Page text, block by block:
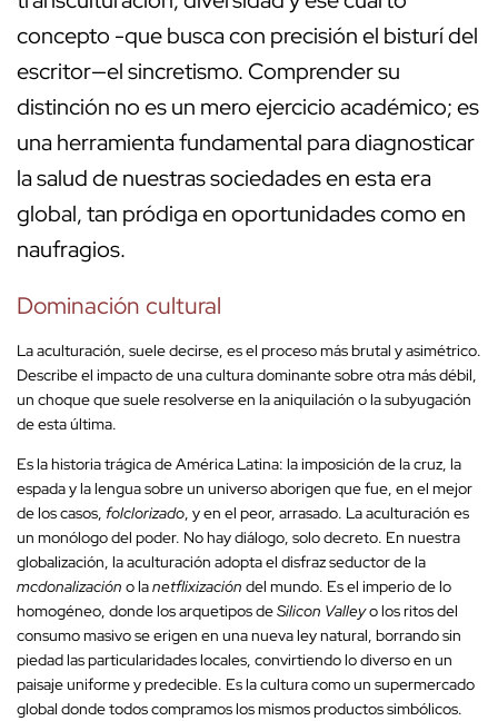
concepto -que busca con precisión el bisturí del
escritor—el sincretismo. Comprender su
distinción no es un mero ejercicio académico; es
una herramienta fundamental para diagnosticar
la salud de nuestras sociedades en esta era
global, tan pródiga en oportunidades como en
naufragios.
Dominación cultural
La aculturación, suele decirse, es el proceso más brutal y asimétrico.
Describe el impacto de una cultura dominante sobre otra más débil,
un choque que suele resolverse en la aniquilación o la subyugación
de esta última.
Es la historia trágica de América Latina: la imposición de la cruz, la
espada y la lengua sobre un universo aborigen que fue, en el mejor
de los casos, folclorizado, y en el peor, arrasado. La aculturación es
un monólogo del poder. No hay diálogo, solo decreto. En nuestra
globalización, la aculturación adopta el disfraz seductor de la
mcdonalización o lanetflixización del mundo. Es el imperio de lo
homogéneo, donde los arquetipos deSilicon Valleyo los ritos del
consumo masivo se erigen en una nueva ley natural, borrando sin
piedad las particularidades locales, convirtiendo lo diverso en un
paisaje uniforme y predecible. Es la cultura como un supermercado
global donde todos compramos los mismos productos simbólicos.